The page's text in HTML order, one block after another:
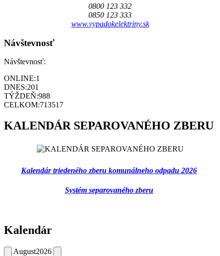
0800 123 332
0850 123 333
www.vypadokelektriny.sk
Návštevnosť
Návštevnosť:
ONLINE:1
DNES:201
TÝŽDEŇ:988
CELKOM:713517
KALENDÁR SEPAROVANÉHO ZBERU
Kalendár triedeného zberu komunálneho odpadu 2026
Systém separovaného zberu
Kalendár
August2026